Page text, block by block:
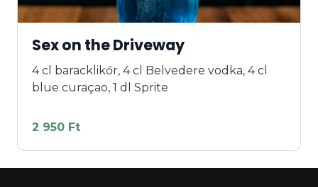
Sex on the Driveway
4 cl baracklikőr, 4 cl Belvedere vodka, 4 cl
blue curaçao, 1 dl Sprite
2 950 Ft